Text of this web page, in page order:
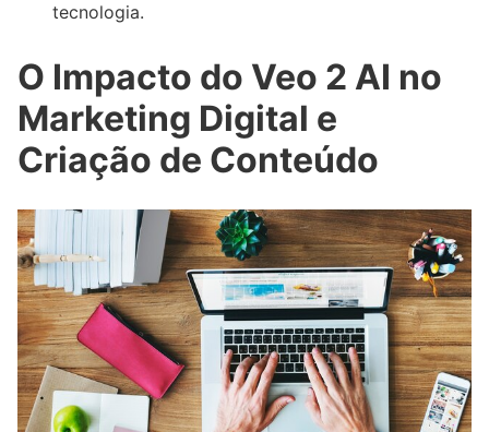
tecnologia.
O Impacto do Veo 2 AI no
Marketing Digital e
Criação de Conteúdo